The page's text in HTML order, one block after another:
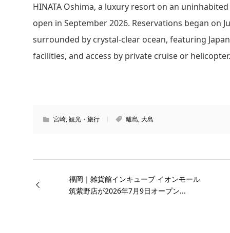
HINATA Oshima, a luxury resort on an
open in September 2026. Reservations began on
surrounded by crystal-clear ocean, featuring
facilities, and access by private cruise or helicopter.
宮崎,観光・旅行 離島,大島
福岡｜雑貨館インキューブ イオンモール
筑紫野店が2026年7月9日オープン...